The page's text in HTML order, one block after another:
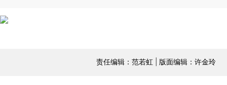
责任编辑：范若虹 | 版面编辑：许金玲